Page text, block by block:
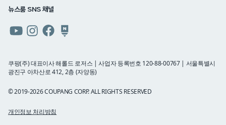
뉴스룸 SNS 채널
유튜브인스타그램
페이스북네이버
블로그
쿠팡(주) 대표이사 해롤드 로저스 | 사업자 등록번호 120-88-00767 | 서울특별시
광진구 아차산로 412, 2층 (자양동)
© 2019-2026 COUPANG CORP. ALL RIGHTS RESERVED
개인정보 처리방침